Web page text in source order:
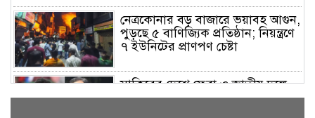
নেত্রকোনার বড় বাজারে ভয়াবহ আগুন,
পুড়ছে ৫ বাণিজ্যিক প্রতিষ্ঠান; নিয়ন্ত্রণে
৭ ইউনিটের প্রাণপণ চেষ্টা
সাকিবের দেশে ফেরা ও জাতীয় দলে
ফেরার সম্ভাবনা নেই, ইঙ্গিত ক্রীড়া